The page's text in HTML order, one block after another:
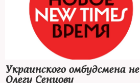
Украинского омбудсмена
Олегу Сенцову